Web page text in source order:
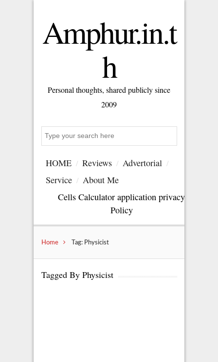
Amphur.in.t
h
Personal thoughts, shared publicly since
2009
e
HOME Reviews
Advertorial
Service
About Me
Cells Calculator application privacy
Policy
Home Tag: Physicist
Tagged By Physicist